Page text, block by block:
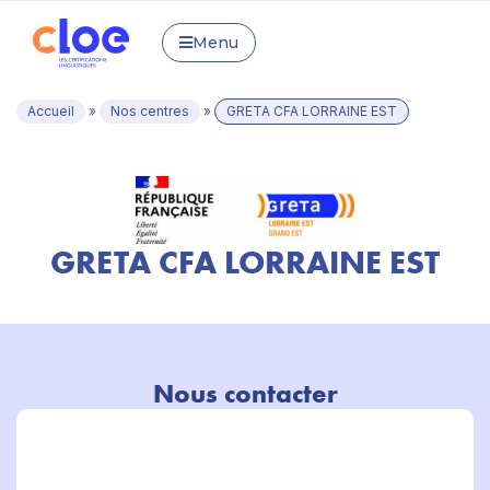
Menu
Accueil » Nos centres » GRETA CFA LORRAINE EST
GRETA CFA LORRAINE EST
Nous contacter